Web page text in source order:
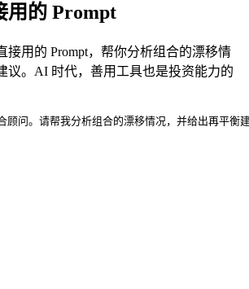
用的 Prompt
接用的 Prompt，帮你分析组合的漂移情
议。AI 时代，善用工具也是投资能力的
顾问。请帮我分析组合的漂移情况，并给出再平衡